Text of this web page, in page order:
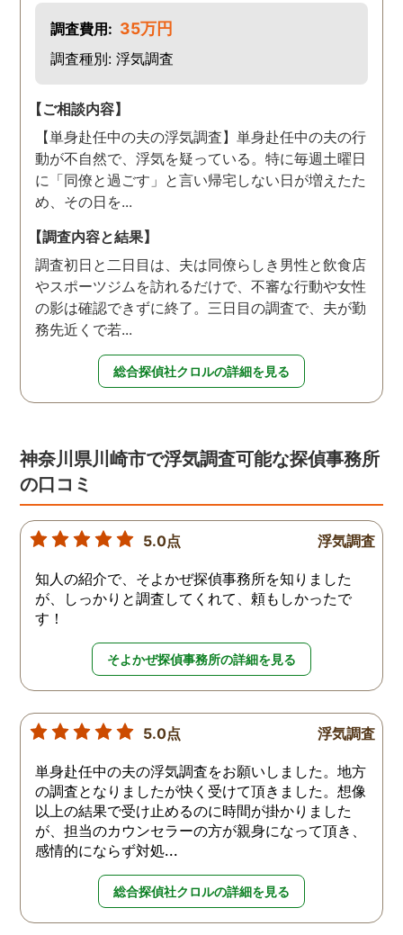
調査費用: 35万円
調査種別: 浮気調査
【ご相談内容】
【単身赴任中の夫の浮気調査】単身赴任中の夫の行
動が不自然で、浮気を疑っている。特に毎週土曜日
に「同僚と過ごす」と言い帰宅しない日が増えたた
め、その日を...
【調査内容と結果】
調査初日と二日目は、夫は同僚らしき男性と飲食店
やスポーツジムを訪れるだけで、不審な行動や女性
の影は確認できずに終了。三日目の調査で、夫が勤
務先近くで若...
総合探偵社クロルの詳細を見る
神奈川県川崎市で浮気調査可能な探偵事務所
の口コミ
5.0点 浮気調査
知人の紹介で、そよかぜ探偵事務所を知りました
が、しっかりと調査してくれて、頼もしかったで
す！
そよかぜ探偵事務所の詳細を見る
5.0点 浮気調査
単身赴任中の夫の浮気調査をお願いしました。地方
の調査となりましたが快く受けて頂きました。想像
以上の結果で受け止めるのに時間が掛かりました
が、担当のカウンセラーの方が親身になって頂き、
感情的にならず対処...
総合探偵社クロルの詳細を見る